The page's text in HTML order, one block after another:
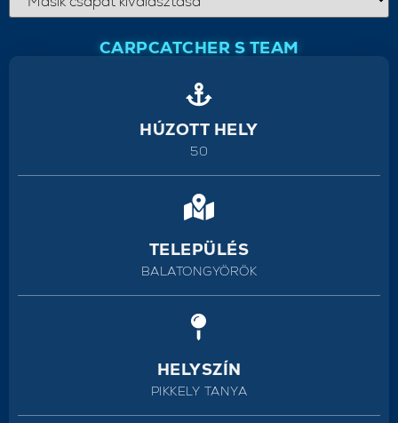
CARPCATCHER S TEAM
HÚZOTT HELY
50
TELEPÜLÉS
BALATONGYÖRÖK
HELYSZÍN
PIKKELY TANYA